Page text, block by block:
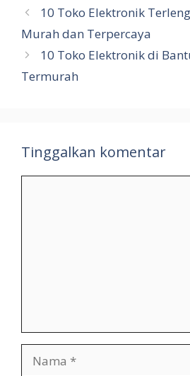
10 Toko Elektronik
Murah dan Terpercaya
10 Toko Elektronik di
Termurah
Tinggalkan komentar